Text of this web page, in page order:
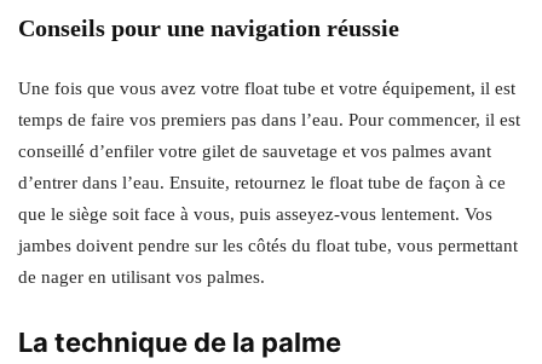
Conseils pour une navigation réussie
Une fois que vous avez votre float tube et votre équipement, il est
temps de faire vos premiers pas dans l’eau. Pour commencer, il est
conseillé d’enfiler votre gilet de sauvetage et vos palmes avant
d’entrer dans l’eau. Ensuite, retournez le float tube de façon à ce
que le siège soit face à vous, puis asseyez-vous lentement. Vos
jambes doivent pendre sur les côtés du float tube, vous permettant
de nager en utilisant vos palmes.
La technique de la palme